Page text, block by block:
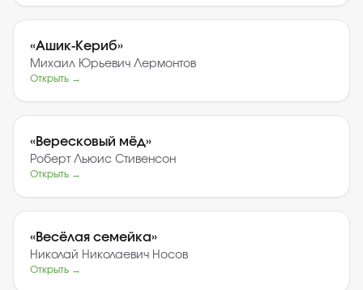
«Ашик-Кериб»
Михаил Юрьевич Лермонтов
Открыть →
«Вересковый мёд»
Роберт Льюис Стивенсон
Открыть →
«Весёлая семейка»
Николай Николаевич Носов
Открыть →